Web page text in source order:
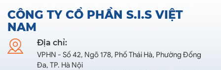
CÔNG TY CỔ PHẦN S.I.S VIỆT
NAM
Địa chỉ:
VPHN - Số 42, Ngõ 178, Phố Thái Hà, Phường Đống
Đa, TP. Hà Nội